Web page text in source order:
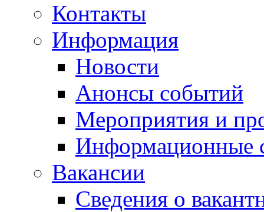
Контакты
Информация
Новости
Анонсы событий
Мероприятия и
Информационные
Вакансии
Сведения о